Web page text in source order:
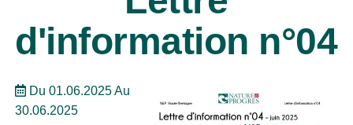
d'information n°04
Du 01.06.2025 Au
30.06.2025